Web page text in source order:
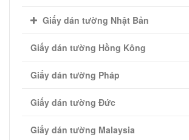
Giấy dán tường Nhật Bản
Giấy dán tường Hồng Kông
Giấy dán tường Pháp
Giấy dán tường Đức
Giấy dán tường Malaysia
từ xa ( miễn phí )
- Bán keo dán và một số dụng